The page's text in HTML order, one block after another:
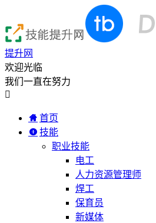
提升网
欢迎光临
我们一直在努力

首页
技能
职业技能
电工
人力资源管理师
焊工
保育员
新媒体